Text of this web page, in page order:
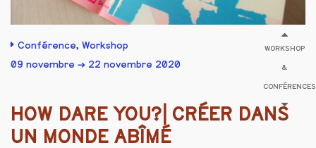
Conférence, Workshop
09 novembre → 22 novembre 2020
WORKSHOP
&
CONFÉRENCES
HOW DARE YOU?⎜CRÉER DANS
UN MONDE ABÎMÉ